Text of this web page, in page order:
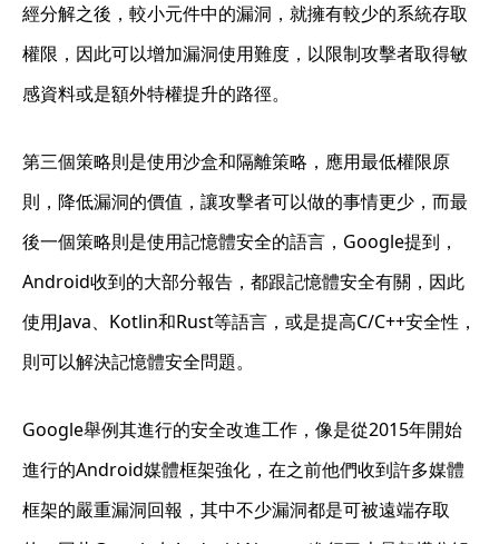
經分解之後，較小元件中的漏洞，就擁有較少的系統存取
權限，因此可以增加漏洞使用難度，以限制攻擊者取得敏
感資料或是額外特權提升的路徑。
第三個策略則是使用沙盒和隔離策略，應用最低權限原
則，降低漏洞的價值，讓攻擊者可以做的事情更少，而最
後一個策略則是使用記憶體安全的語言，Google提到，
Android收到的大部分報告，都跟記憶體安全有關，因此
使用Java、Kotlin和Rust等語言，或是提高C/C++安全性，
則可以解決記憶體安全問題。
Google舉例其進行的安全改進工作，像是從2015年開始
進行的Android媒體框架強化，在之前他們收到許多媒體
框架的嚴重漏洞回報，其中不少漏洞都是可被遠端存取